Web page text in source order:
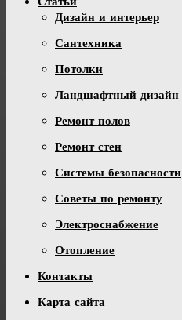
Дизайн и интерьер
Сантехника
Потолки
Ландшафтный дизайн
Ремонт полов
Ремонт стен
Системы безопасности
Советы по ремонту
Электроснабжение
Отопление
Контакты
Карта сайта